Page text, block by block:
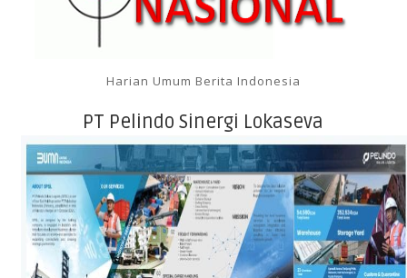
Harian Umum Berita Indonesia
PT Pelindo Sinergi Lokaseva